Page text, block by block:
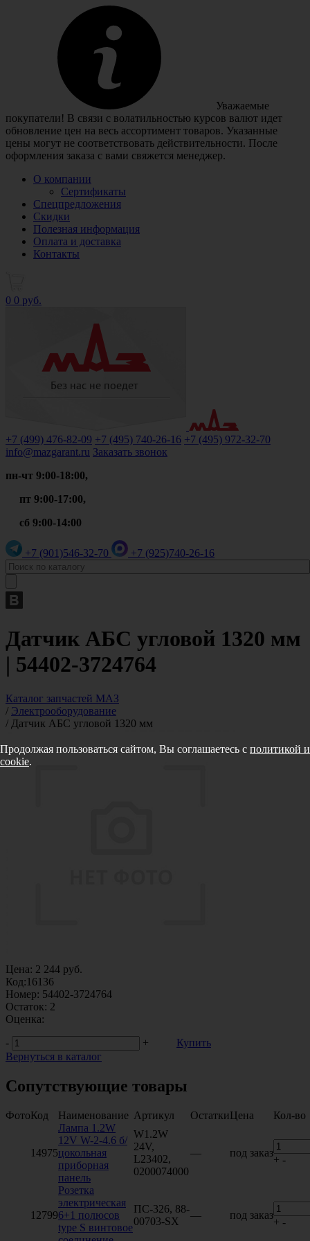
Уважаемые
покупатели! В связи с волатильностью курсов валют идет
обновление цен на весь ассортимент товаров. Указанные
цены могут не соответствовать действительности. После
оформления заказа с вами свяжется менеджер.
О компании
Сертификаты
Спецпредложения
Скидки
Полезная информация
Оплата и доставка
Контакты
0 0 руб.
+7 (499) 476-82-09 +7 (495) 740-26-16 +7 (495) 972-32-70
info@mazgarant.ru Заказать звонок
пн-чт 9:00-18:00,
пт 9:00-17:00,
сб 9:00-14:00
+7 (901)546-32-70 +7 (925)740-26-16
Датчик АБС угловой 1320 мм
| 54402-3724764
Каталог запчастей МАЗ
/ Электрооборудование
/ Датчик АБС угловой 1320 мм
Цена: 2 244 руб.
Код:16136
Номер: 54402-3724764
Остаток: 2
Оценка:
-
+
Купить
Вернуться в каталог
Сопутствующие товары
ФотоКод Наименование Артикул ОстаткиЦена Кол-во
14975
Лампа 1.2W
12V W-2-4.6 б/
цокольная
приборная
панель
W1.2W
24V,
L23402,
0200074000
— под заказ
+ -
12799
Розетка
электрическая
6+1 полюсов
type S винтовое
ПС-326, 88-
00703-SX
— под заказ
+ -
Продолжая пользоваться сайтом, Вы соглашаетесь с политикой
cookie.